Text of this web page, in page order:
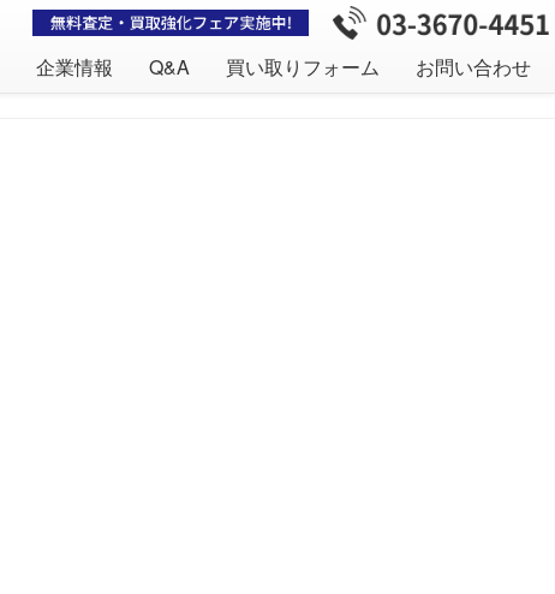
企業情報 Q&A 買い取りフォーム お問い合わせ